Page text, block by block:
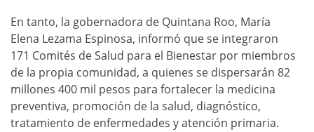
En tanto, la gobernadora de Quintana Roo, María
Elena Lezama Espinosa, informó que se integraron
171 Comités de Salud para el Bienestar por miembros
de la propia comunidad, a quienes se dispersarán 82
millones 400 mil pesos para fortalecer la medicina
preventiva, promoción de la salud, diagnóstico,
tratamiento de enfermedades y atención primaria.